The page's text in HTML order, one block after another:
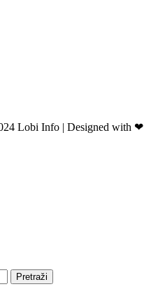
Lobi Info | Designed with ❤
Pretraži